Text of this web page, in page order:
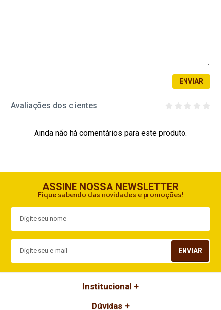
ENVIAR
Avaliações dos clientes
Ainda não há comentários para este produto.
ASSINE NOSSA NEWSLETTER
Fique sabendo das novidades e promoções!
ENVIAR
Institucional
Dúvidas